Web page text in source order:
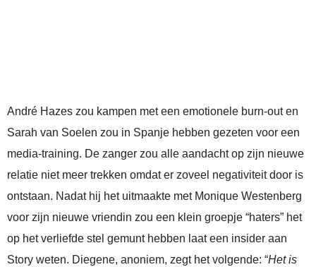
André Hazes zou kampen met een emotionele burn-out en
Sarah van Soelen zou in Spanje hebben gezeten voor een
media-training. De zanger zou alle aandacht op zijn nieuwe
relatie niet meer trekken omdat er zoveel negativiteit door is
ontstaan. Nadat hij het uitmaakte met Monique Westenberg
voor zijn nieuwe vriendin zou een klein groepje “haters” het
op het verliefde stel gemunt hebben laat een insider aan
Story weten. Diegene, anoniem, zegt het volgende: “Het is